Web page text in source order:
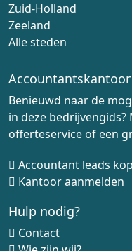
Zuid-Holland
Zeeland
Alle steden
Benieuwd naar de
in deze bedrijvengids?
offerteservice of een
Accountant leads
Kantoor aanmelden
Hulp nodig?
Contact